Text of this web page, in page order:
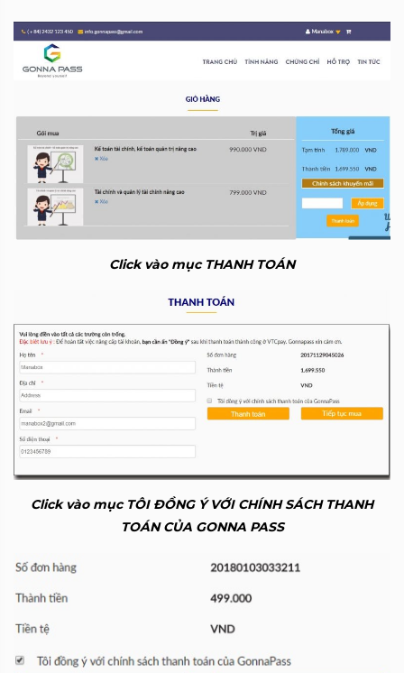
Click vào mục THANH TOÁN
Click vào mục TÔI ĐỒNG Ý VỚI CHÍNH SÁCH THANH
TOÁN CỦA GONNA PASS